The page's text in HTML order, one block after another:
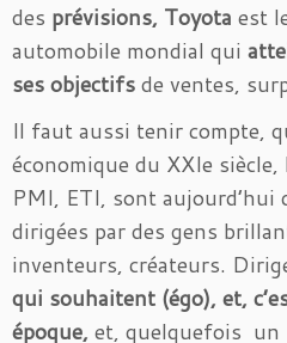
des prévisions, Toyota est
automobile mondial qui
ses objectifsde ventes,
Il faut aussi tenir compte,
économique du XXIe siècle,
PMI, ETI, sont aujourd’hui
dirigées par des gens
inventeurs, créateurs.
qui souhaitent (égo), et,
époque, et, quelquefois un